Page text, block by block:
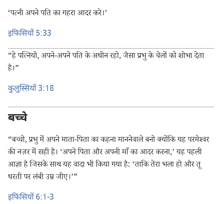
‘पत्नी अपने पति का गहरा आदर करे।’
इफिसियों 5:33
“हे पत्नियो, अपने-अपने पति के अधीन रहो, जैसा प्रभु के चेलों को शोभा देता
है।”
कुलुस्सियों 3:18
बच्चे
“बच्चो, प्रभु में अपने माता-पिता का कहना माननेवाले बनो क्योंकि यह परमेश्‍वर
की नज़र में सही है। ‘अपने पिता और अपनी माँ का आदर करना,’ यह पहली
आज्ञा है जिसके साथ यह वादा भी किया गया है: ‘ताकि तेरा भला हो और तू
धरती पर लंबी उम्र जीए।’”
इफिसियों 6:1-3